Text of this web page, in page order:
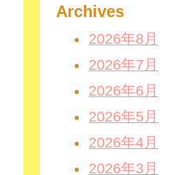
Archives
2026年8月
2026年7月
2026年6月
2026年5月
2026年4月
2026年3月